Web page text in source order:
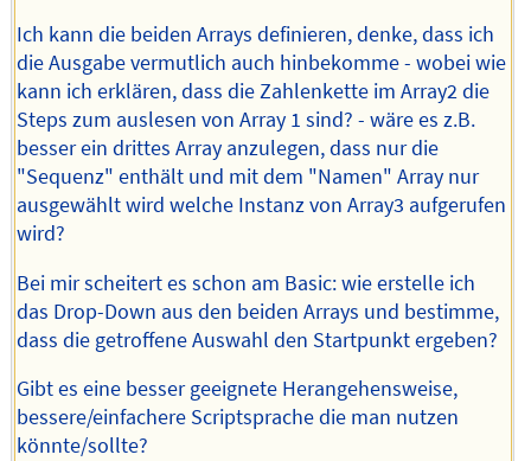
Ich kann die beiden Arrays definieren, denke, dass ich
die Ausgabe vermutlich auch hinbekomme - wobei wie
kann ich erklären, dass die Zahlenkette im Array2 die
Steps zum auslesen von Array 1 sind? - wäre es z.B.
besser ein drittes Array anzulegen, dass nur die
"Sequenz" enthält und mit dem "Namen" Array nur
ausgewählt wird welche Instanz von Array3 aufgerufen
wird?
Bei mir scheitert es schon am Basic: wie erstelle ich
das Drop-Down aus den beiden Arrays und bestimme,
dass die getroffene Auswahl den Startpunkt ergeben?
Gibt es eine besser geeignete Herangehensweise,
bessere/einfachere Scriptsprache die man nutzen
könnte/sollte?